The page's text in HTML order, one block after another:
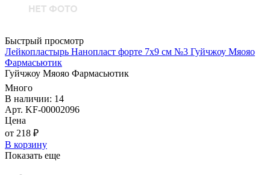
Быстрый просмотр
Лейкопластырь Нанопласт форте 7х9 см №3 Гуйчжоу Мяояо
Фармасьютик
Гуйчжоу Мяояо Фармасьютик
Много
В наличии: 14
Арт. KF-00002096
Цена
от 218 ₽
В корзину
Показать еще